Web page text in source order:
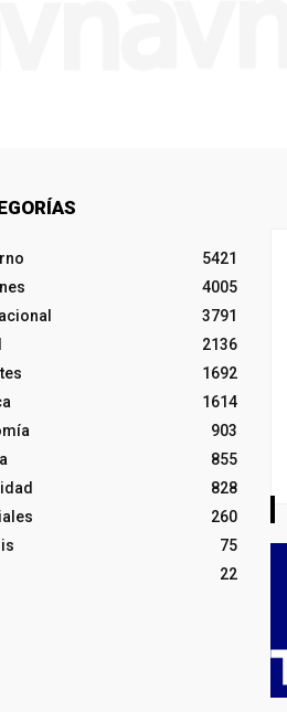
5421
4005
3791
2136
1692
1614
903
855
828
260
75
22